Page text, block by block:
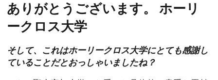
ありがとうございます。 ホーリ
ークロス大学
そして、これはホーリークロス大学にとても感謝し
ていることだとおっしゃいましたね？